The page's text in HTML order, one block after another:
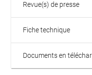
Revue(s) de presse
Fiche technique
Documents en